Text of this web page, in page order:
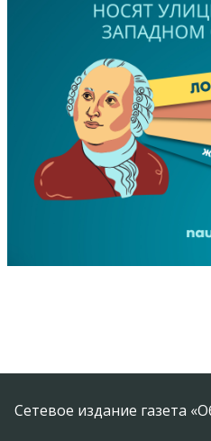
Сетевое издание газета